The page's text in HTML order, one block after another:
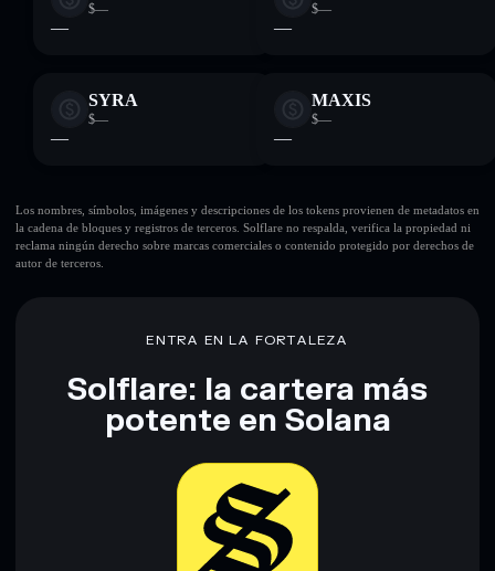
$—
—
$—
—
SYRA
$—
—
MAXIS
$—
—
Los nombres, símbolos, imágenes y descripciones de los tokens provienen de metadatos en
la cadena de bloques y registros de terceros. Solflare no respalda, verifica la propiedad ni
reclama ningún derecho sobre marcas comerciales o contenido protegido por derechos de
autor de terceros.
ENTRA EN LA FORTALEZA
Solflare: la cartera más
potente en Solana